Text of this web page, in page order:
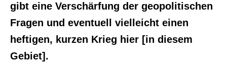
gibt eine Verschärfung der geopolitischen
Fragen und eventuell vielleicht einen
heftigen, kurzen Krieg hier [in diesem
Gebiet].